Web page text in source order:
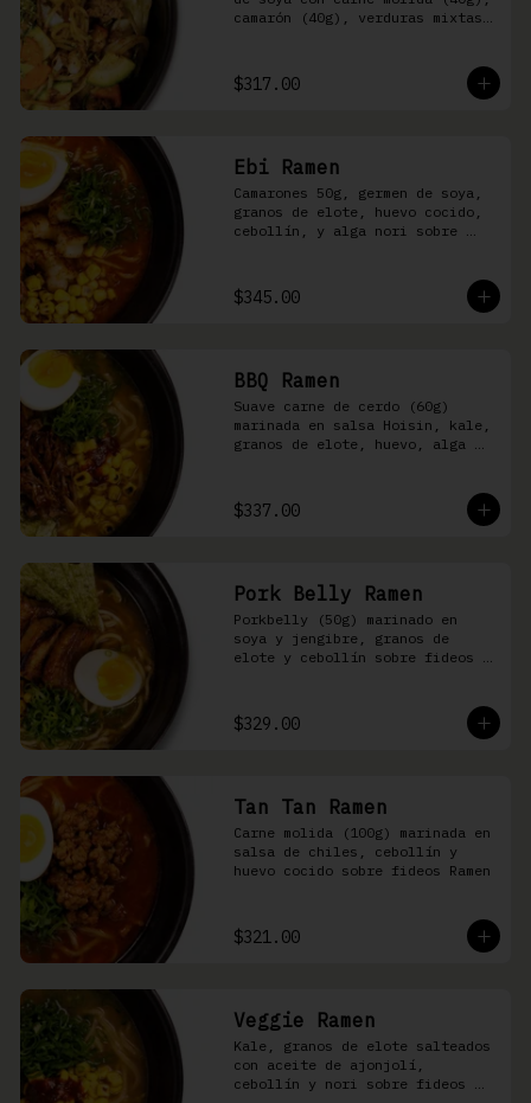
camarón (40g), verduras mixtas
$317.00
Ebi Ramen
Camarones 50g, germen de soya,
granos de elote, huevo cocido,
cebollín, y alga nori sobre
$345.00
BBQ Ramen
Suave carne de cerdo (60g)
marinada en salsa Hoisin, kale,
granos de elote, huevo, alga
cerdo
$337.00
Pork Belly Ramen
Porkbelly (50g) marinado en
soya y jengibre, granos de
elote y cebollín sobre fideos
$329.00
Tan Tan Ramen
Carne molida (100g) marinada en
salsa de chiles, cebollín y
huevo cocido sobre fideos Ramen
$321.00
Veggie Ramen
Kale, granos de elote salteados
con aceite de ajonjolí,
cebollín y nori sobre fideos